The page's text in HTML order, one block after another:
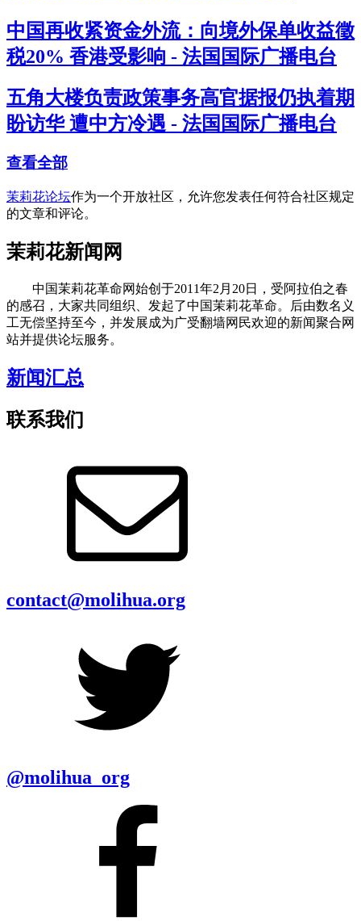
中国再收紧资金外流：向境外保单收益徵
税20% 香港受影响 - 法国国际广播电台
五角大楼负责政策事务高官据报仍执着期
盼访华 遭中方冷遇 - 法国国际广播电台
查看全部
茉莉花论坛作为一个开放社区，允许您发表任何符合社区规定
的文章和评论。
茉莉花新闻网
中国茉莉花革命网始创于2011年2月20日，受阿拉伯之春
的感召，大家共同组织、发起了中国茉莉花革命。后由数名义
工无偿坚持至今，并发展成为广受翻墙网民欢迎的新闻聚合网
站并提供论坛服务。
新闻汇总
联系我们
contact@molihua.org
@molihua_org